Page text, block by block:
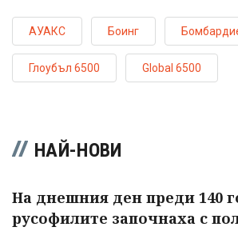
АУАКС Боинг
Глоубъл 6500 Global 6500
НАЙ-НОВИ
На днешния ден преди 140
русофилите започнаха с